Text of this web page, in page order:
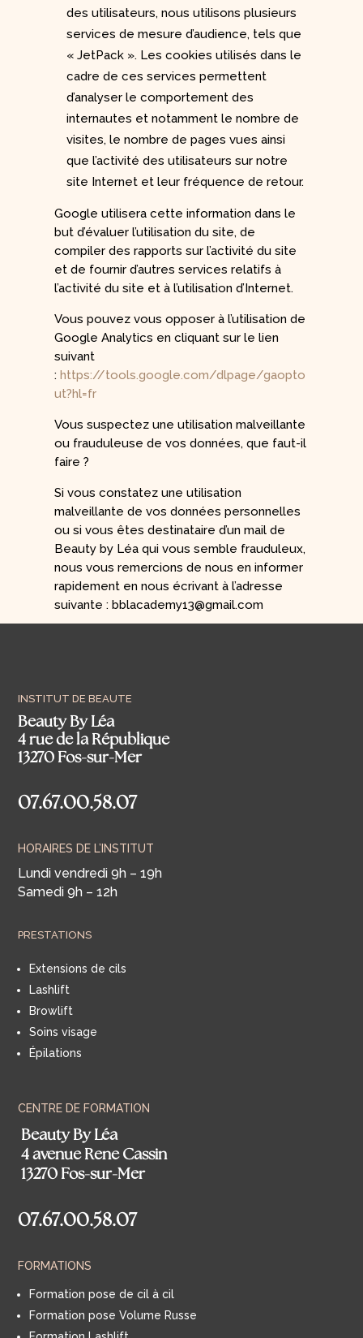
des utilisateurs, nous utilisons plusieurs
services de mesure d’audience, tels que
« JetPack ». Les cookies utilisés dans le
cadre de ces services permettent
d’analyser le comportement des
internautes et notamment le nombre de
visites, le nombre de pages vues ainsi
que l’activité des utilisateurs sur notre
site Internet et leur fréquence de retour.
Google utilisera cette information dans le
but d’évaluer l’utilisation du site, de
compiler des rapports sur l’activité du site
et de fournir d’autres services relatifs à
l’activité du site et à l’utilisation d’Internet.
Vous pouvez vous opposer à l’utilisation de
Google Analytics en cliquant sur le lien
suivant
:https://tools.google.com/dlpage/gaopto
ut?hl=fr
Vous suspectez une utilisation malveillante
ou frauduleuse de vos données, que faut-il
faire ?
Si vous constatez une utilisation
malveillante de vos données personnelles
ou si vous êtes destinataire d’un mail de
Beauty by Léa qui vous semble frauduleux,
nous vous remercions de nous en informer
rapidement en nous écrivant à l’adresse
suivante : bblacademy13@gmail.com
INSTITUT DE BEAUTE
Beauty By Léa
4 rue de la République
13270 Fos-sur-Mer
07.67.00.58.07
HORAIRES DE L’INSTITUT
Lundi vendredi 9h – 19h
Samedi 9h – 12h
PRESTATIONS
Extensions de cils
Lashlift
Browlift
Soins visage
Épilations
CENTRE DE FORMATION
Beauty By Léa
4 avenue Rene Cassin
13270 Fos-sur-Mer
07.67.00.58.07
FORMATIONS
Formation pose de cil à cil
Formation pose Volume Russe